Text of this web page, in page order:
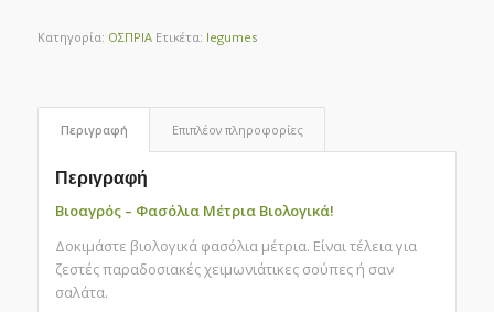
Κατηγορία: ΟΣΠΡΙΑ Ετικέτα: legumes
Περιγραφή Επιπλέον πληροφορίες
Περιγραφή
Βιοαγρός – Φασόλια Μέτρια Βιολογικά!
Δοκιμάστε βιολογικά φασόλια μέτρια. Είναι τέλεια για
ζεστές παραδοσιακές χειμωνιάτικες σούπες ή σαν
σαλάτα.